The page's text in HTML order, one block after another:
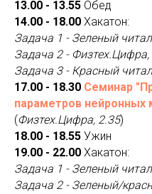
13.00 - 13.55 Обед
14.00 - 18.00 Хакатон:
Задача 1 - Зеленый
Задача 2 - Физтех.Цифра,
Задача 3 - Красный
17.00 - 18.30 Семинар
параметров
(Физтех.Цифра, 2.35)
18.00 - 18.55 Ужин
19.00 - 22.00 Хакатон:
Задача 1 - Зеленый
Задача 2 - Зеленый/